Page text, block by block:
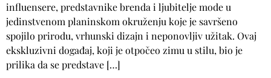
influensere, predstavnike brenda i ljubitelje mode u
jedinstvenom planinskom okruženju koje je savršeno
spojilo prirodu, vrhunski dizajn i neponovljiv užitak. Ovaj
ekskluzivni događaj, koji je otpočeo zimu u stilu, bio je
prilika da se predstave […]